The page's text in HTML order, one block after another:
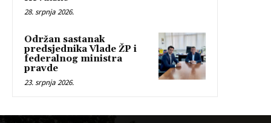
28. srpnja 2026.
Održan sastanak
predsjednika Vlade ŽP i
federalnog ministra
pravde
23. srpnja 2026.